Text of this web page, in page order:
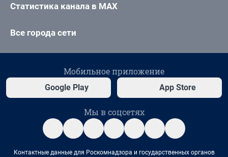
Статистика канала в MAX
Все города сети
Мобильное приложение
Google Play App Store
Мы в соцсетях
Контактные данные для Роскомнадзора и государственных органов